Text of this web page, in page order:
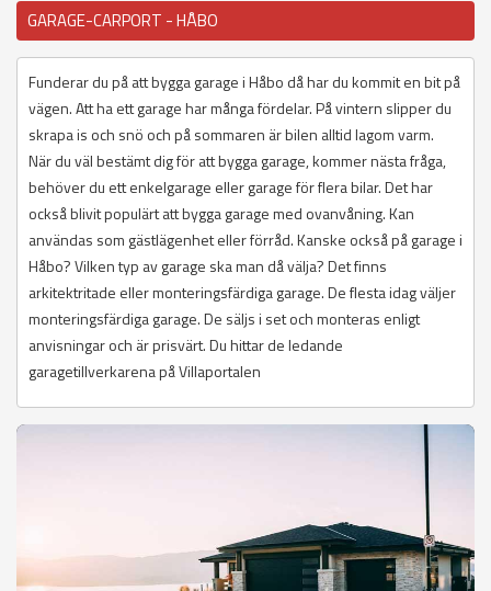
GARAGE-CARPORT - HÅBO
Funderar du på att bygga garage i Håbo då har du kommit en bit på
vägen. Att ha ett garage har många fördelar. På vintern slipper du
skrapa is och snö och på sommaren är bilen alltid lagom varm.
När du väl bestämt dig för att bygga garage, kommer nästa fråga,
behöver du ett enkelgarage eller garage för flera bilar. Det har
också blivit populärt att bygga garage med ovanvåning. Kan
användas som gästlägenhet eller förråd. Kanske också på garage i
Håbo? Vilken typ av garage ska man då välja? Det finns
arkitektritade eller monteringsfärdiga garage. De flesta idag väljer
monteringsfärdiga garage. De säljs i set och monteras enligt
anvisningar och är prisvärt. Du hittar de ledande
garagetillverkarena på Villaportalen